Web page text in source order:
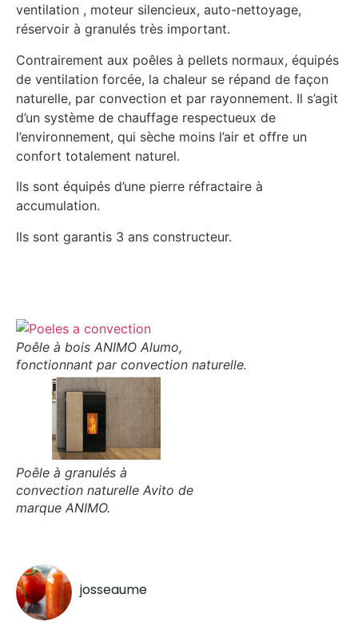
ventilation , moteur silencieux, auto-nettoyage,
réservoir à granulés très important.
Contrairement aux poêles à pellets normaux, équipés
de ventilation forcée, la chaleur se répand de façon
naturelle, par convection et par rayonnement. Il s’agit
d’un système de chauffage respectueux de
l’environnement, qui sèche moins l’air et offre un
confort totalement naturel.
Ils sont équipés d’une pierre réfractaire à
accumulation.
Ils sont garantis 3 ans constructeur.
Poêle à bois ANIMO Alumo,
fonctionnant par convection naturelle.
Poêle à granulés à
convection naturelle Avito de
marque ANIMO.
josseaume